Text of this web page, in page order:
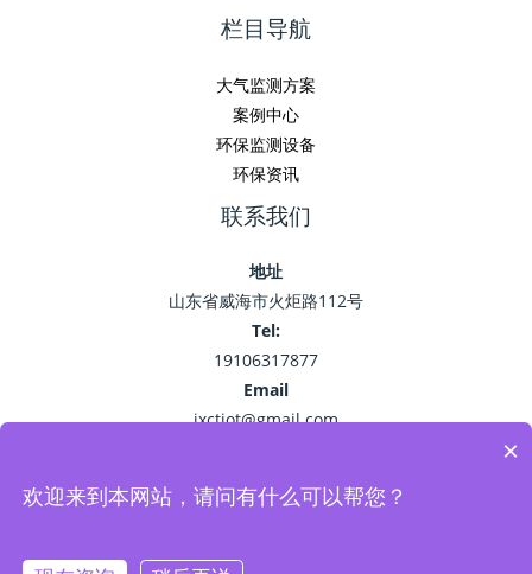
栏目导航
大气监测方案
案例中心
环保监测设备
环保资讯
联系我们
地址
山东省威海市火炬路112号
Tel:
19106317877
Email
jxctiot@gmail.com
×
欢迎来到本网站，请问有什么可以帮您？